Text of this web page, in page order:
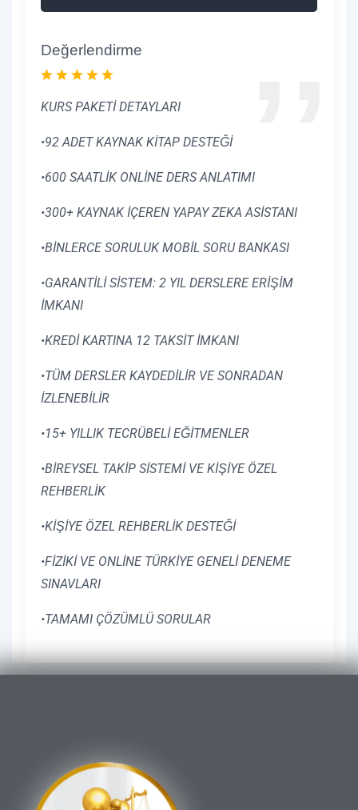
Değerlendirme
KURS PAKETİ DETAYLARI
•92 ADET KAYNAK KİTAP DESTEĞİ
•600 SAATLİK ONLİNE DERS ANLATIMI
•300+ KAYNAK İÇEREN YAPAY ZEKA ASİSTANI
•BİNLERCE SORULUK MOBİL SORU BANKASI
•GARANTİLİ SİSTEM: 2 YIL DERSLERE ERİŞİM
İMKANI
•KREDİ KARTINA 12 TAKSİT İMKANI
•TÜM DERSLER KAYDEDİLİR VE SONRADAN
İZLENEBİLİR
•15+ YILLIK TECRÜBELİ EĞİTMENLER
•BİREYSEL TAKİP SİSTEMİ VE KİŞİYE ÖZEL
REHBERLİK
•KİŞİYE ÖZEL REHBERLİK DESTEĞİ
•FİZİKİ VE ONLİNE TÜRKİYE GENELİ DENEME
SINAVLARI
•TAMAMI ÇÖZÜMLÜ SORULAR